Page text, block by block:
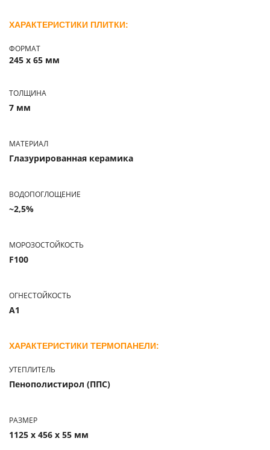
ХАРАКТЕРИСТИКИ ПЛИТКИ:
ФОРМАТ
245 x 65 мм
ТОЛЩИНА
7 мм
МАТЕРИАЛ
Глазурированная керамика
ВОДОПОГЛОЩЕНИЕ
~2,5%
МОРОЗОСТОЙКОСТЬ
F100
ОГНЕСТОЙКОСТЬ
A1
ХАРАКТЕРИСТИКИ ТЕРМОПАНЕЛИ:
УТЕПЛИТЕЛЬ
Пенополистирол (ППС)
РАЗМЕР
1125 х 456 х 55 мм